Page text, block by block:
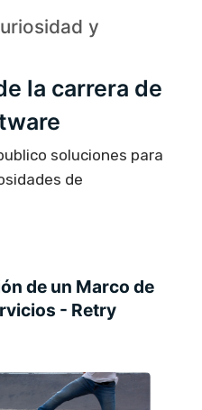
y
la carrera de
soluciones para
de
de un Marco de
- Retry